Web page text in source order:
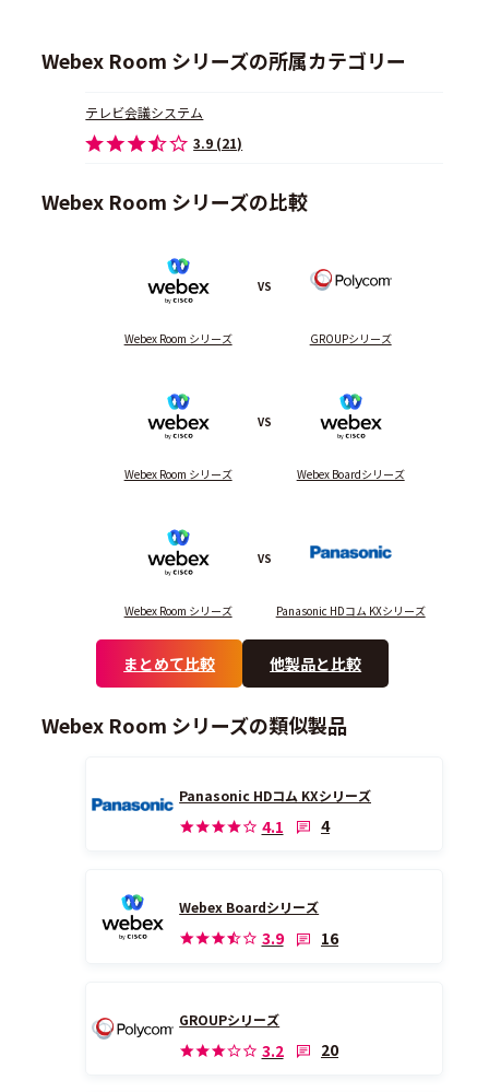
Webex Room シリーズの所属カテゴリー
テレビ会議システム
3.9 (21)
Webex Room シリーズの比較
Webex Room シリーズ
VS
GROUPシリーズ
Webex Room シリーズ
VS
Webex Boardシリーズ
Webex Room シリーズ
VS
Panasonic HDコム KXシリーズ
まとめて比較 他製品と比較
Webex Room シリーズの類似製品
Panasonic HDコム KXシリーズ
4.1 4
Webex Boardシリーズ
3.9 16
GROUPシリーズ
3.2 20